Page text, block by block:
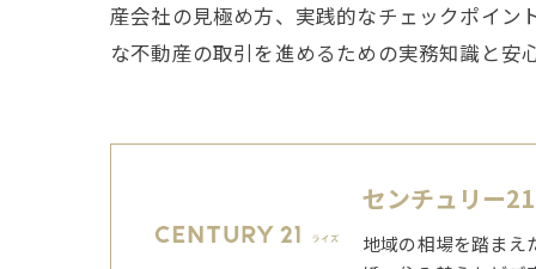
産会社の見極め方、実践的なチェックポイン
な不動産の取引を進めるための実務知識と安
センチュリー
地域の相場を踏まえ